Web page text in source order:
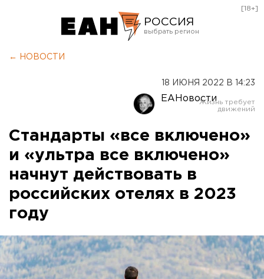
РОССИЯ
Оренбург
[18+]
← НОВОСТИ
18 ИЮНЯ 2022 В 14:23
ЕАНовости
Стандарты «все включено»
и «ультра все включено»
начнут действовать в
российских отелях в 2023
году